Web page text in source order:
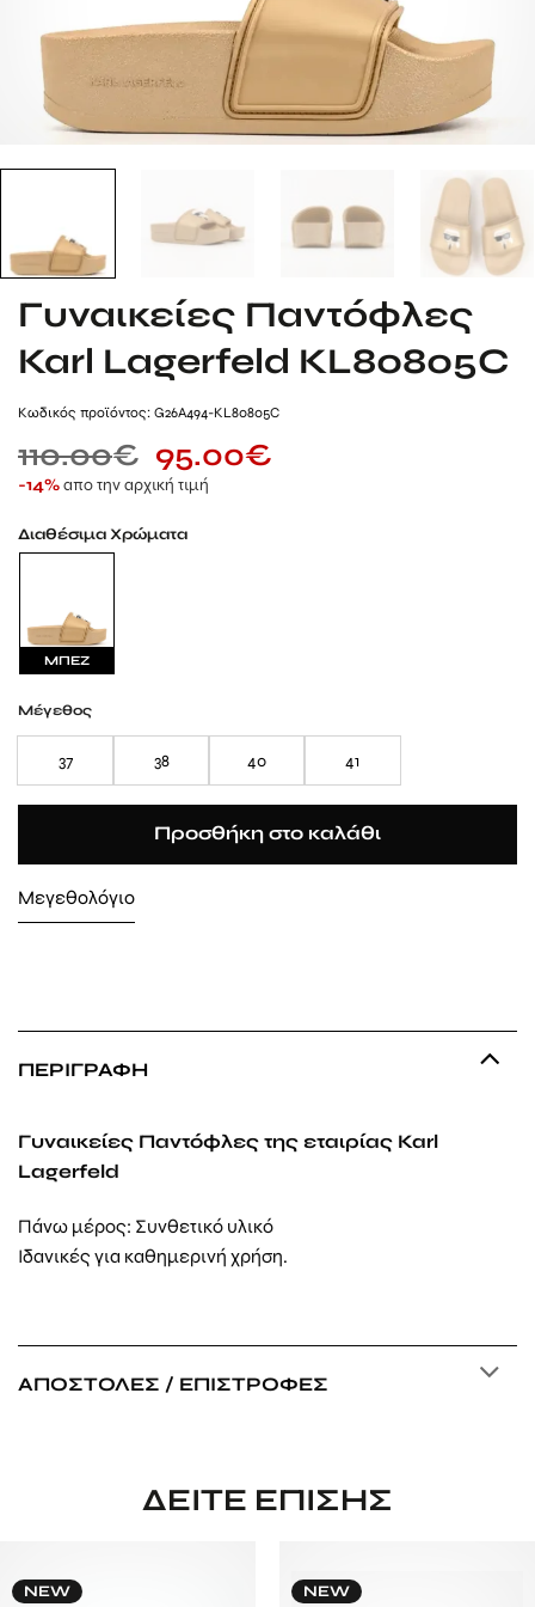
Γυναικείες Παντόφλες
Karl Lagerfeld KL80805C
Kωδικός προϊόντος: G26A494-KL80805C
110.00€ 95.00€
-14%απο την αρχική τιμή
Διαθέσιμα Χρώματα
ΜΠΕΖ
Μέγεθος
37 38 40 41
Προσθήκη στο καλάθι
Μεγεθολόγιο
ΠΕΡΙΓΡΑΦΉ
Γυναικείες Παντόφλες της εταιρίας Karl
Lagerfeld
Πάνω μέρος: Συνθετικό υλικό
Ιδανικές για καθημερινή χρήση.
ΑΠΟΣΤΟΛΈΣ / ΕΠΙΣΤΡΟΦΈΣ
ΔΕΊΤΕ ΕΠΊΣΗΣ
NEW NEW